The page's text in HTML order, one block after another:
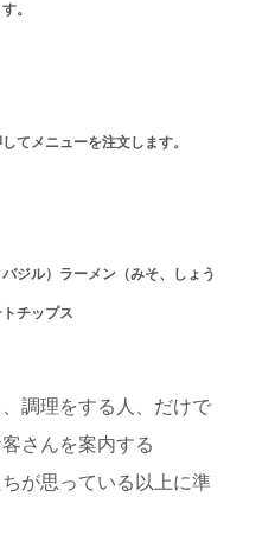
。
てメニューを注文します。
ジル）ラーメン（みそ、しょう
チップス
調理をする人、だけで
さんを案内する
が思っている以上に準